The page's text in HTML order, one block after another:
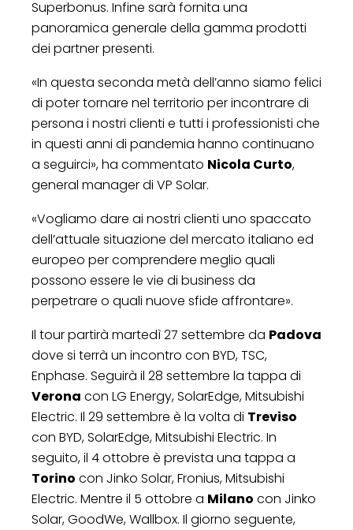
Superbonus. Infine sarà fornita una
panoramica generale della gamma prodotti
dei partner presenti.
«In questa seconda metà dell’anno siamo felici
di poter tornare nel territorio per incontrare di
persona i nostri clienti e tutti i professionisti che
in questi anni di pandemia hanno continuano
a seguirci», ha commentato Nicola Curto,
general manager di VP Solar.
«Vogliamo dare ai nostri clienti uno spaccato
dell’attuale situazione del mercato italiano ed
europeo per comprendere meglio quali
possono essere le vie di business da
perpetrare o quali nuove sfide affrontare».
Il tour partirà martedì 27 settembre da Padova
dove si terrà un incontro con BYD, TSC,
Enphase. Seguirà il 28 settembre la tappa di
Verona con LG Energy, SolarEdge, Mitsubishi
Electric. Il 29 settembre è la volta di Treviso
con BYD, SolarEdge, Mitsubishi Electric. In
seguito, il 4 ottobre è prevista una tappa a
Torino con Jinko Solar, Fronius, Mitsubishi
Electric. Mentre il 5 ottobre a Milano con Jinko
Solar, GoodWe, Wallbox. Il giorno seguente,